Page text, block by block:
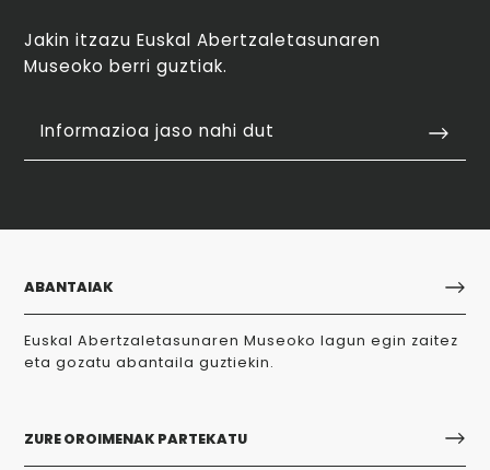
Jakin itzazu Euskal Abertzaletasunaren
Museoko berri guztiak.
Informazioa jaso nahi dut
ABANTAIAK
Euskal Abertzaletasunaren Museoko lagun egin zaitez
eta gozatu abantaila guztiekin.
ZURE OROIMENAK PARTEKATU